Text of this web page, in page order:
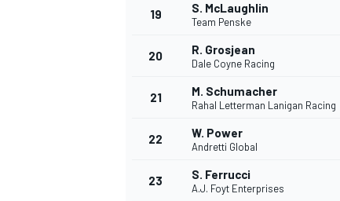
19 S. McLaughlin
Team Penske
20 R. Grosjean
Dale Coyne Racing
21 M. Schumacher
Rahal Letterman Lanigan Racing
22 W. Power
Andretti Global
23 S. Ferrucci
A.J. Foyt Enterprises